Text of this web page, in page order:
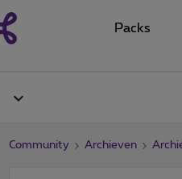
Packs
Community Archieven